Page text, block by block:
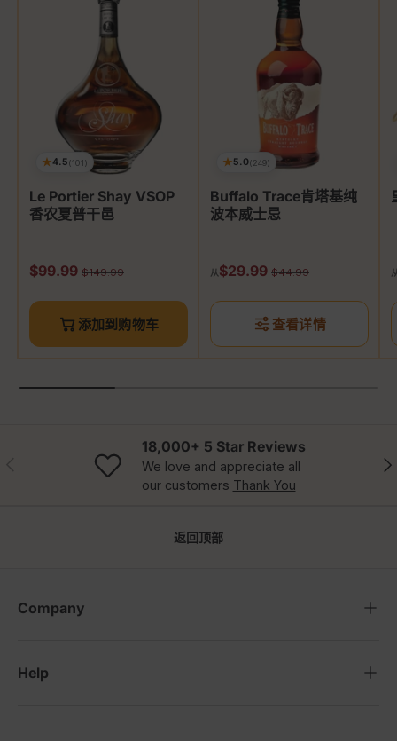
★4.5(101)
Le Portier Shay VSOP
香农夏普干邑
促销价
$99.99 原价
$149.99
添加到购物车
★5.0(249)
Buffalo Trace肯塔基纯
波本威士忌
促销价
从$29.99 原价
$44.99
查看详情
下
18,000+ 5 Star Reviews
We love and appreciate all
our customers Thank You
返回顶部
Company
Help